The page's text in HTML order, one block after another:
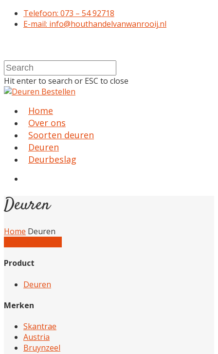
Telefoon: 073 – 54 92718
E-mail: info@houthandelvanwanrooij.nl
Hit enter to search or ESC to close
Home
Over ons
Soorten deuren
Deuren
Deurbeslag
Deuren
Home Deuren
Product
Deuren
Merken
Skantrae
Austria
Bruynzeel